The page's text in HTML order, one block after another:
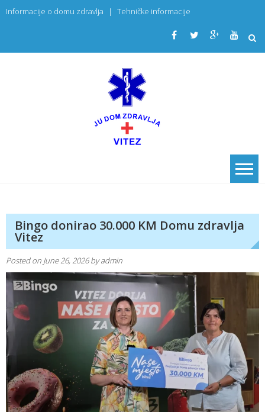
SkipInformacije o domu zdravlja | Tehničke informacije
Vitez
Bingo donirao 30.000 KM Domu zdravlja
Vitez
Posted on June 26, 2026byadmin